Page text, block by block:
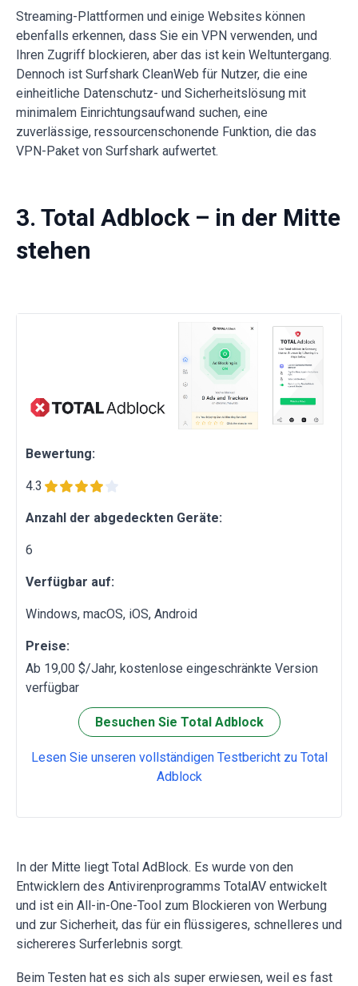
Streaming-Plattformen und einige Websites können
ebenfalls erkennen, dass Sie ein VPN verwenden, und
Ihren Zugriff blockieren, aber das ist kein Weltuntergang.
Dennoch ist Surfshark CleanWeb für Nutzer, die eine
einheitliche Datenschutz- und Sicherheitslösung mit
minimalem Einrichtungsaufwand suchen, eine
zuverlässige, ressourcenschonende Funktion, die das
VPN-Paket von Surfshark aufwertet.
3. Total Adblock – in der Mitte
stehen
Bewertung:
4.3
Anzahl der abgedeckten Geräte:
6
Verfügbar auf:
Windows, macOS, iOS, Android
Preise:
Ab 19,00 $/Jahr, kostenlose eingeschränkte Version
verfügbar
Besuchen Sie Total Adblock
Lesen Sie unseren vollständigen Testbericht zu Total
Adblock
In der Mitte liegt Total AdBlock. Es wurde von den
Entwicklern des Antivirenprogramms TotalAV entwickelt
und ist ein All-in-One-Tool zum Blockieren von Werbung
und zur Sicherheit, das für ein flüssigeres, schnelleres und
sichereres Surferlebnis sorgt.
Beim Testen hat es sich als super erwiesen, weil es fast